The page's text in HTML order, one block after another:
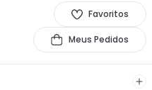
Favoritos
Meus Pedidos